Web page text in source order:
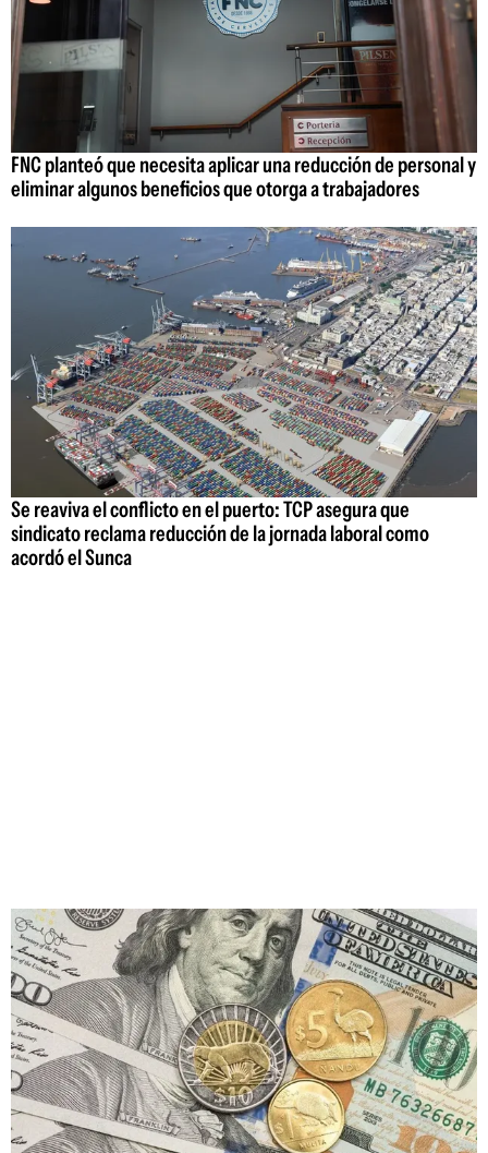
FNC planteó que necesita aplicar una reducción de personal y
eliminar algunos beneficios que otorga a trabajadores
Se reaviva el conflicto en el puerto: TCP asegura que
sindicato reclama reducción de la jornada laboral como
acordó el Sunca